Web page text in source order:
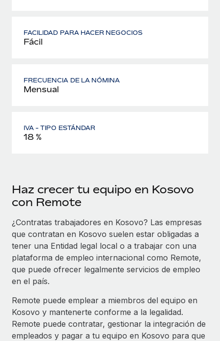
FACILIDAD PARA HACER NEGOCIOS
Fácil
FRECUENCIA DE LA NÓMINA
Mensual
IVA - TIPO ESTÁNDAR
18 %
Haz crecer tu equipo en Kosovo
con Remote
¿Contratas trabajadores en Kosovo? Las empresas
que contratan en Kosovo suelen estar obligadas a
tener una Entidad legal local o a trabajar con una
plataforma de empleo internacional como Remote,
que puede ofrecer legalmente servicios de empleo
en el país.
Remote puede emplear a miembros del equipo en
Kosovo y mantenerte conforme a la legalidad.
Remote puede contratar, gestionar la integración de
empleados y pagar a tu equipo en Kosovo para que